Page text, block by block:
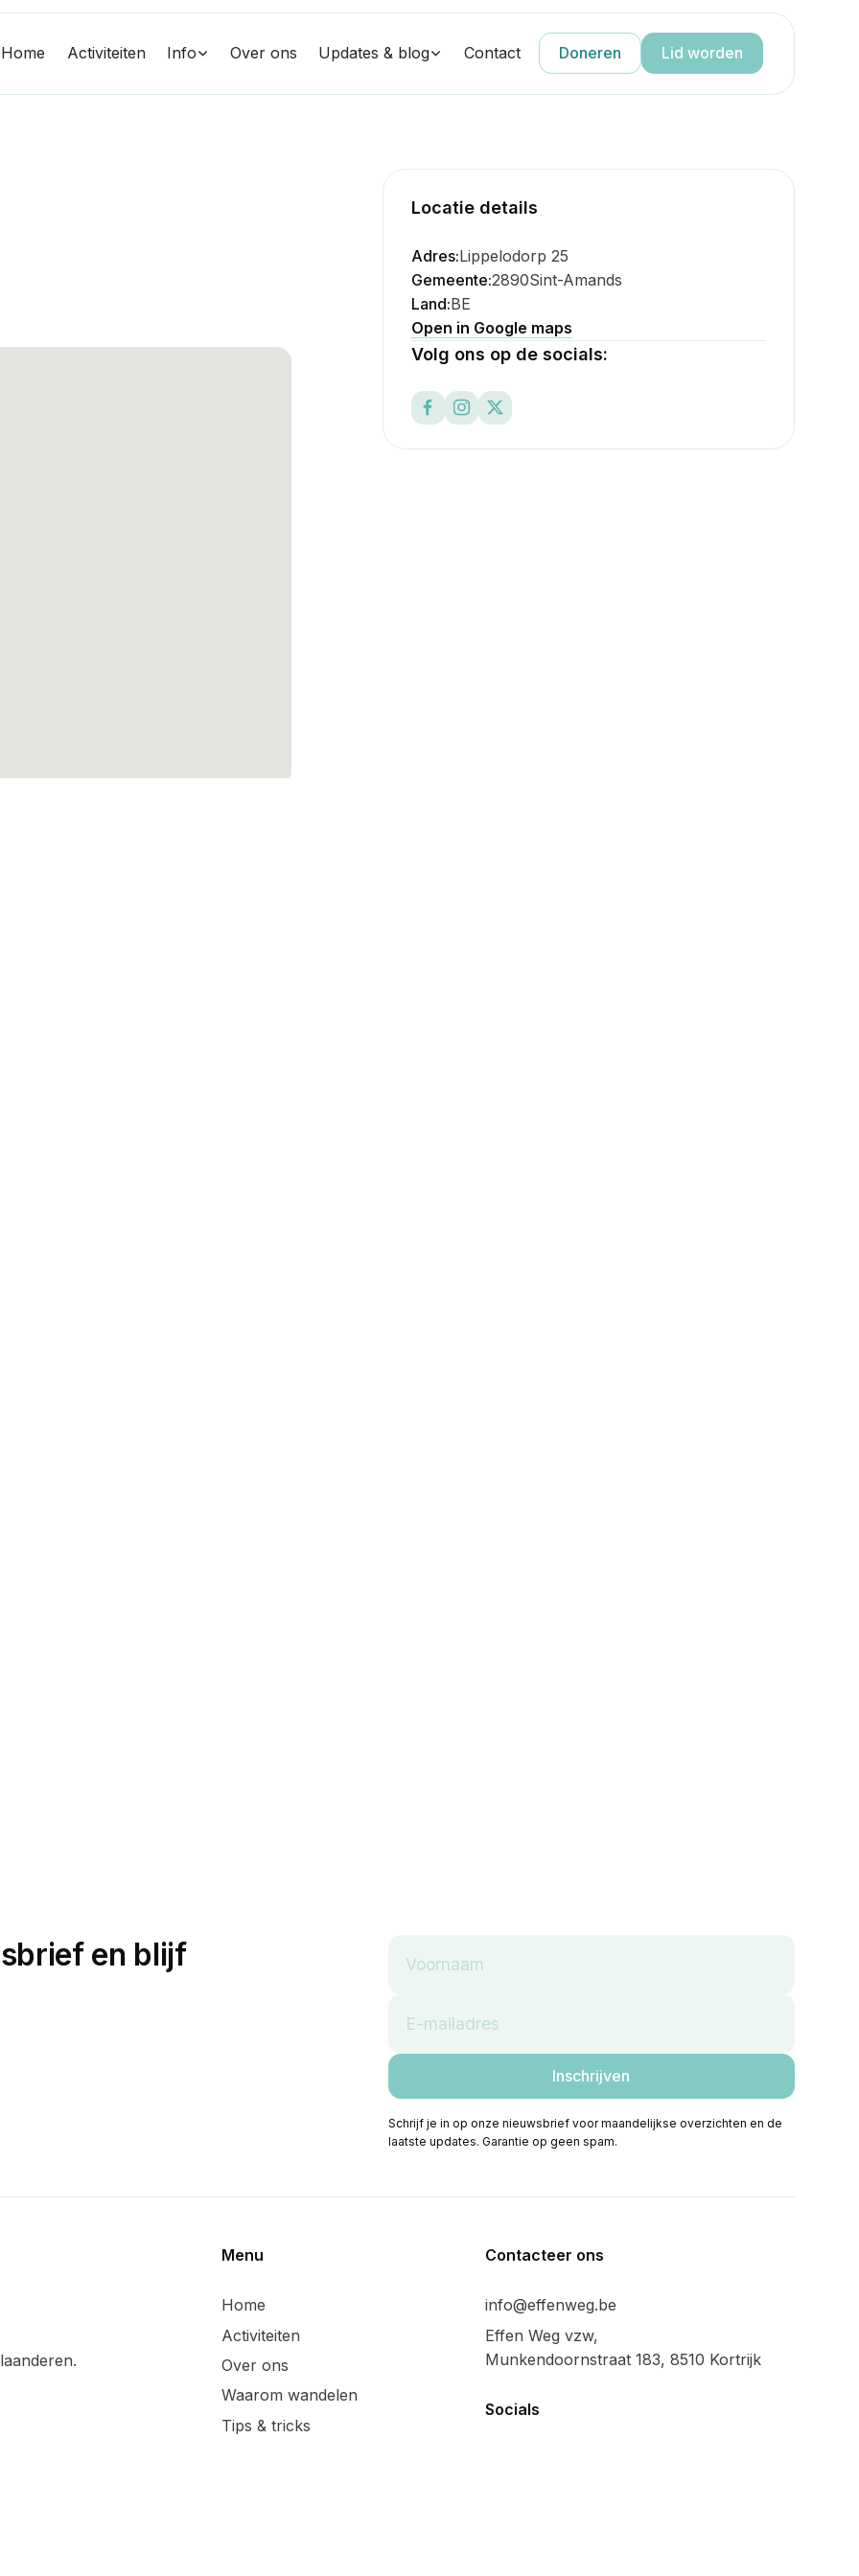
Home Activiteiten Info Over ons Updates & blog Contact Doneren Lid worden
Locatie details
Adres:Lippelodorp 25
Gemeente:2890Sint-Amands
Land:BE
Open in Google maps
Volg ons op de socials:
en blijf
Schrijf je in op onze nieuwsbrief voor maandelijkse overzichten en de
laatste updates. Garantie op geen spam.
Menu
Home
Activiteiten
Over ons
Waarom wandelen
Tips & tricks
Contacteer ons
info@effenweg.be
Effen Weg vzw,
Munkendoornstraat 183, 8510 Kortrijk
Socials